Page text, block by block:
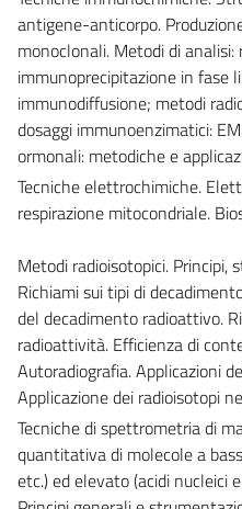
antigene-anticorpo.
monoclonali. Metodi di analisi:
immunoprecipitazione in fase
immunodiffusione; metodi
dosaggi immunoenzimatici:
ormonali: metodiche e
Tecniche elettrochimiche.
respirazione mitocondriale.
Metodi radioisotopici. Principi,
Richiami sui tipi di
del decadimento radioattivo.
radioattività. Efficienza di
Autoradiografia. Applicazioni
Applicazione dei radioisotopi
Tecniche di spettrometria di
quantitativa di molecole a
etc.) ed elevato (acidi nucleici